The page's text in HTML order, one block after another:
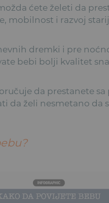
ćete želeti da
mobilnost i razvoj
dremki i pre
bebi bolji kvalitet
da prestanete
da želi nesmetano da